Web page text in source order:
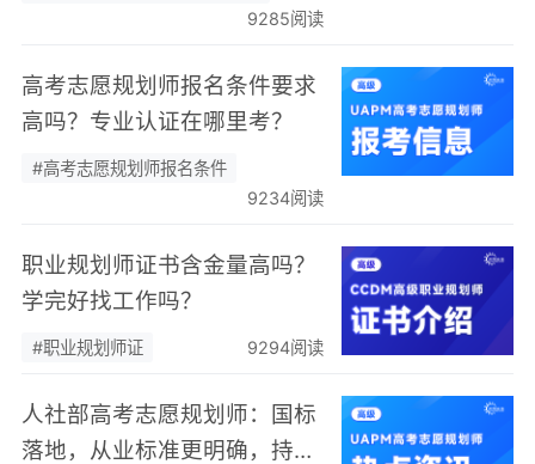
9285阅读
高考志愿规划师报名条件要求
高吗？专业认证在哪里考？
#高考志愿规划师报名条件
9234阅读
职业规划师证书含金量高吗？
学完好找工作吗？
#职业规划师证 9294阅读
人社部高考志愿规划师：国标
落地，从业标准更明确，持证